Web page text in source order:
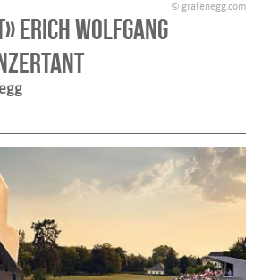
© grafenegg.com
Erich Wolfgang